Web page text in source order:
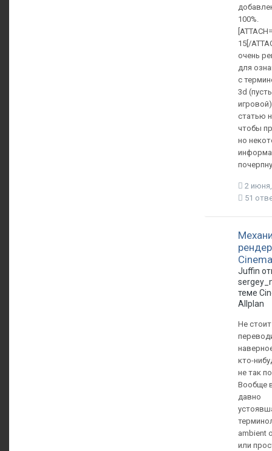
100%.
15[/
очень
для
с
3d
статью
чтобы
но
2
51
Juffin
теме
Allplan
Не стоит
кто-
не так
Вообще
давно
ambient
или